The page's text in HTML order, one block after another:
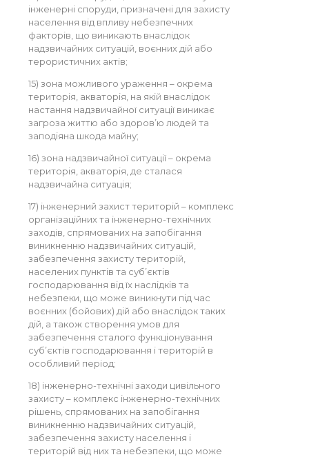
інженерні споруди, призначені для захисту
населення від впливу небезпечних
факторів, що виникають внаслідок
надзвичайних ситуацій, воєнних дій або
терористичних актів;
15) зона можливого ураження – окрема
територія, акваторія, на якій внаслідок
настання надзвичайної ситуації виникає
загроза життю або здоров’ю людей та
заподіяна шкода майну;
16) зона надзвичайної ситуації – окрема
територія, акваторія, де сталася
надзвичайна ситуація;
17) інженерний захист територій – комплекс
організаційних та інженерно-технічних
заходів, спрямованих на запобігання
виникненню надзвичайних ситуацій,
забезпечення захисту територій,
населених пунктів та суб’єктів
господарювання від їх наслідків та
небезпеки, що може виникнути під час
воєнних (бойових) дій або внаслідок таких
дій, а також створення умов для
забезпечення сталого функціонування
суб’єктів господарювання і територій в
особливий період;
18) інженерно-технічні заходи цивільного
захисту – комплекс інженерно-технічних
рішень, спрямованих на запобігання
виникненню надзвичайних ситуацій,
забезпечення захисту населення і
територій від них та небезпеки, що може